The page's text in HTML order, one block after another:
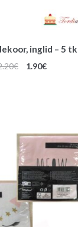
inglid – 5 tk
€
Algne
1.90€Praegune